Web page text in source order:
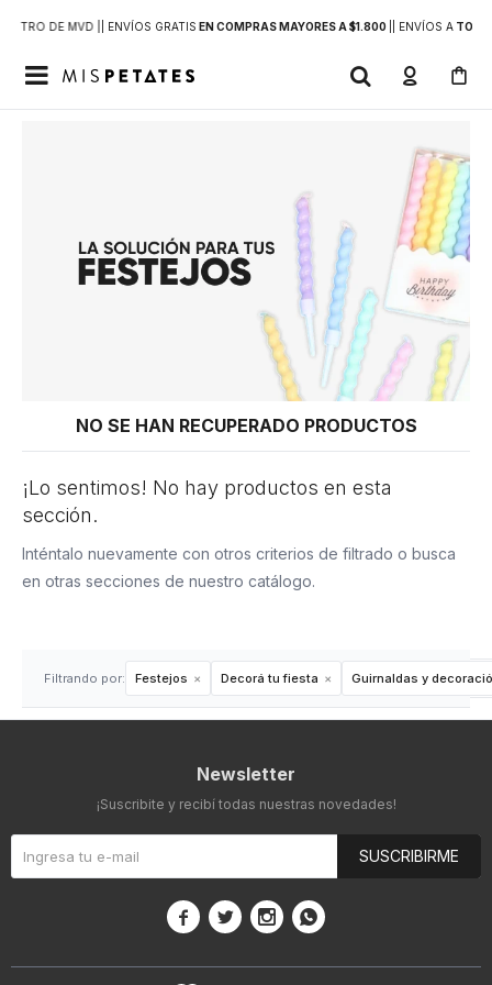
DE MVD | | ENVÍOS GRATIS EN COMPRAS MAYORES A $1.800 | ENVÍOS ATODO

NO SE HAN RECUPERADO PRODUCTOS
¡Lo sentimos! No hay productos en esta
sección.
Inténtalo nuevamente con otros criterios de filtrado o busca
en otras secciones de nuestro catálogo.
Filtrando por: Festejos Decorá tu fiesta Guirnaldas y
Newsletter
¡Suscribite y recibí todas nuestras novedades!
SUSCRIBIRME
   